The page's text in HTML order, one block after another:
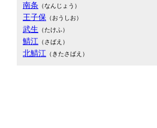
南条 （なんじょう）
王子保 （おうしお）
武生 （たけふ）
鯖江 （さばえ）
北鯖江 （きたさばえ）